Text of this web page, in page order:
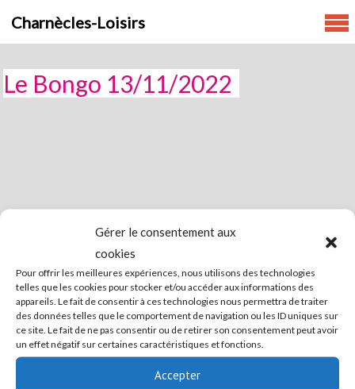
Gérer le consentement aux
cookies
Pour offrir les meilleures expériences, nous utilisons des technologies
telles que les cookies pour stocker et/ou accéder aux informations des
appareils. Le fait de consentir à ces technologies nous permettra de traiter
des données telles que le comportement de navigation ou les ID uniques sur
ce site. Le fait de ne pas consentir ou de retirer son consentement peut avoir
un effet négatif sur certaines caractéristiques et fonctions.
Accepter
Charnècles-Loisirs
Le Bongo 13/11/2022
Mentions légales Nous contacter
Politique de
cookies (UE)
Charnècles-Loisirs| WordPress Theme: Wimpie